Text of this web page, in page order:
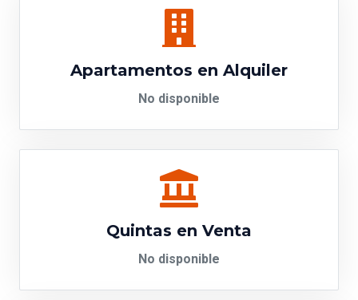
Apartamentos en Alquiler
No disponible
Quintas en Venta
No disponible